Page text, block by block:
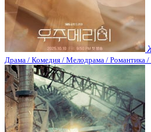
Драма / Комедия / Мелодрама / Романтика